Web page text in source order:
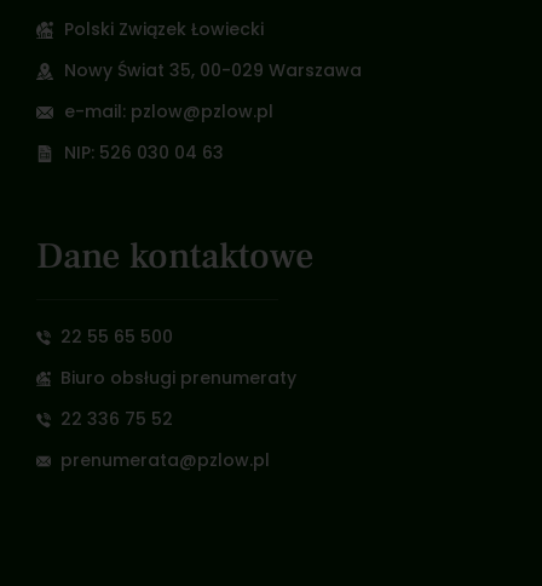
Polski Związek Łowiecki
Nowy Świat 35, 00-029 Warszawa
e-mail: pzlow@pzlow.pl
NIP: 526 030 04 63
Dane kontaktowe
22 55 65 500
Biuro obsługi prenumeraty
22 336 75 52
prenumerata@pzlow.pl